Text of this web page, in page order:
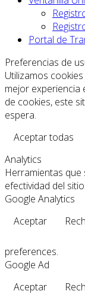
Portal de
Preferencias de
Utilizamos
mejor experiencia
de cookies, este
espera.
Aceptar todas
Analytics
Herramientas que
efectividad del
Google Analytics
Aceptar
preferences.
Google Ad
Aceptar